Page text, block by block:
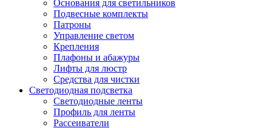
Основания для светильников
Подвесные комплекты
Патроны
Управление светом
Крепления
Плафоны и абажуры
Лифты для люстр
Средства для чистки
Светодиодная подсветка
Светодиодные ленты
Профиль для ленты
Рассеиватели